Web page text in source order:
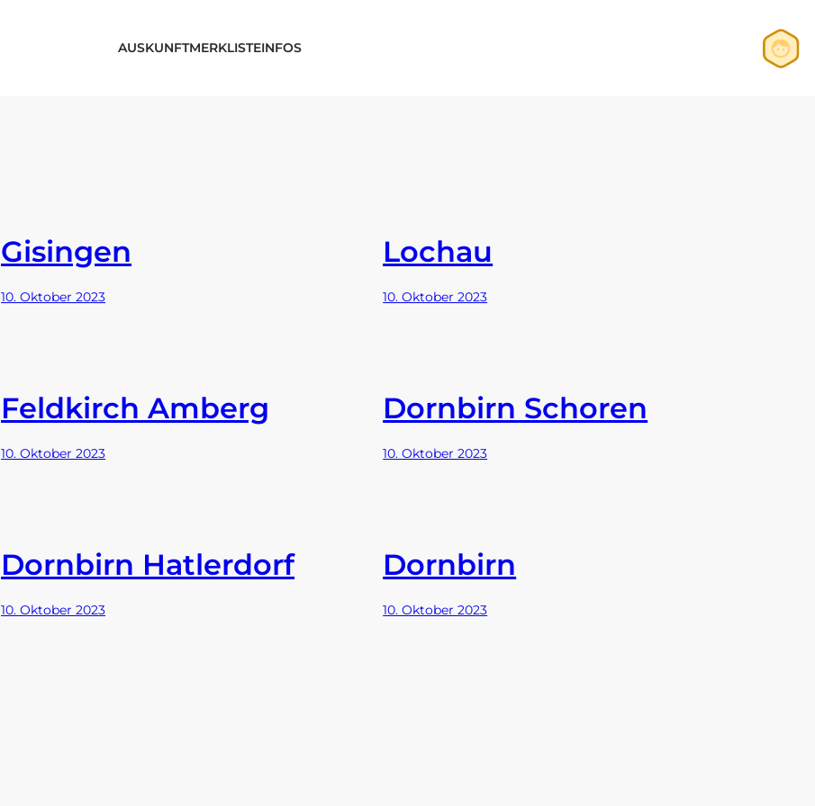
AUSKUNFTMERKLISTEINFOS
Gisingen
10. Oktober 2023
Lochau
10. Oktober 2023
Feldkirch Amberg
10. Oktober 2023
Dornbirn Schoren
10. Oktober 2023
Dornbirn Hatlerdorf
10. Oktober 2023
Dornbirn
10. Oktober 2023